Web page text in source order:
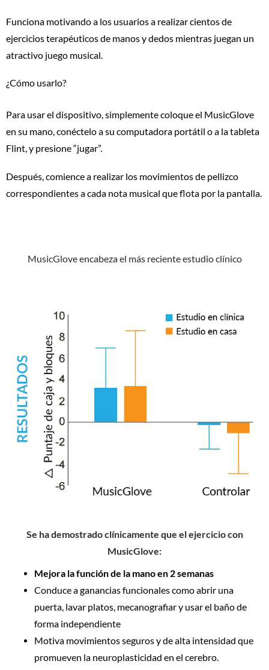
Funciona motivando a los usuarios a realizar cientos de
ejercicios terapéuticos de manos y dedos mientras juegan un
atractivo juego musical.
¿Cómo usarlo?
Para usar el dispositivo, simplemente coloque el MusicGlove
en su mano, conéctelo a su computadora portátil o a la tableta
Flint, y presione “jugar”.
Después, comience a realizar los movimientos de pellizco
correspondientes a cada nota musical que flota por la pantalla.
MusicGlove encabeza el más reciente estudio clínico
Se ha demostrado clínicamente que el ejercicio con
MusicGlove:
Mejora la función de la mano en 2 semanas
Conduce a ganancias funcionales como abrir una
puerta, lavar platos, mecanografiar y usar el baño de
forma independiente
Motiva movimientos seguros y de alta intensidad que
promueven la neuroplasticidad en el cerebro.